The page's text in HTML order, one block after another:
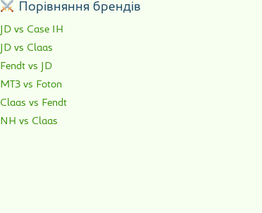
Порівняння брендів
JD vs Case IH
JD vs Claas
Fendt vs JD
МТЗ vs Foton
Claas vs Fendt
NH vs Claas